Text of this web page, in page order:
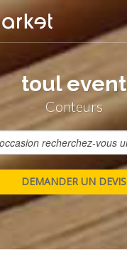
toul event
Conteurs